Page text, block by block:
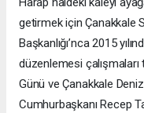
getirmek için Çanakkale
Başkanlığı’nca 2015
düzenlemesi
Günü ve Çanakkale
Cumhurbaşkanı Recep